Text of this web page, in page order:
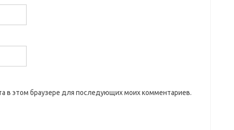
в этом браузере для последующих моих комментариев.